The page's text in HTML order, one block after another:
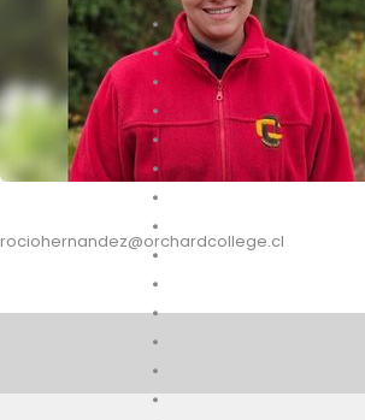
rociohernandez@orchardcollege.cl